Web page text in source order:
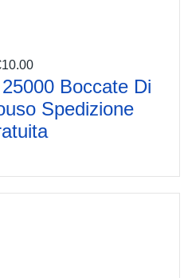
10.00
Boccate Di
Spedizione